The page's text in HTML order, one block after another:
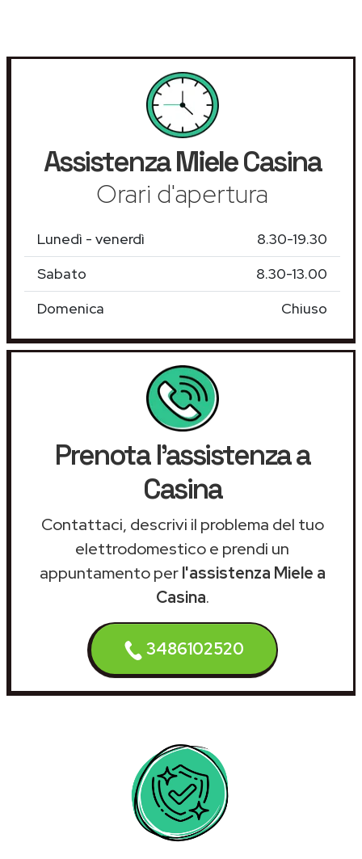
AssistenzaMieleCasina
Orari d'apertura
Lunedì - venerdì
8.30-19.30
Sabato
8.30-13.00
Domenica
Chiuso
Prenota l'assistenza a
Casina
Contattaci, descrivi il problema del tuo
elettrodomestico e prendi un
appuntamento perl'assistenza Miele a
Casina.
3486102520